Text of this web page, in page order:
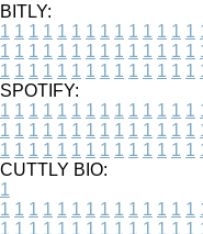
BITLY:
1 1 1 1 1 1 1 1 1 1 1 1 1 1
1 1 1 1 1 1 1 1 1 1 1 1 1 1
1 1 1 1 1 1 1 1 1 1 1 1 1 1
SPOTIFY:
1 1 1 1 1 1 1 1 1 1 1 1 1 1
1 1 1 1 1 1 1 1 1 1 1 1 1 1
1 1 1 1 1 1 1 1 1 1 1 1 1 1
CUTTLY BIO:
1
1 1 1 1 1 1 1 1 1 1 1 1 1 1
1 1 1 1 1 1 1 1 1 1 1 1 1 1